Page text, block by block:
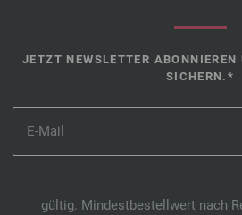
JETZT NEWSLETTER
SICHERN.*
gültig. Mindestbestellwert nach